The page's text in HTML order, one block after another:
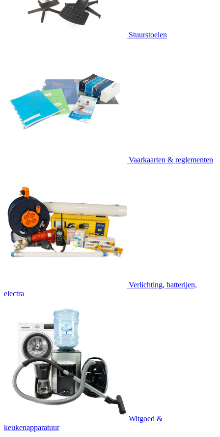
Stuurstoelen
Vaarkaarten & reglementen
Verlichting, batterijen,
electra
Witgoed &
keukenapparatuur